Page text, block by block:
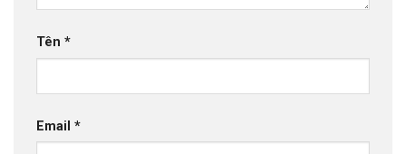
Tên *
Email *